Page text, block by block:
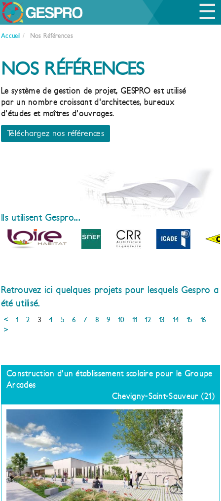
☰
Accueil / Nos Références
NOS RÉFÉRENCES
Le système de gestion de projet, GESPRO est utilisé
par un nombre croissant d'architectes, bureaux
d'études et maîtres d'ouvrages.
Téléchargez nos références
Ils utilisent Gespro...
Retrouvez ici quelques projets pour lesquels Gespro a
été utilisé.
< 1 2 3 4 5 6 7 8 9 10 11 12 13 14 15
16
>
Construction d'un établissement scolaire pour le Groupe
Arcades
Chevigny-Saint-Sauveur (21)